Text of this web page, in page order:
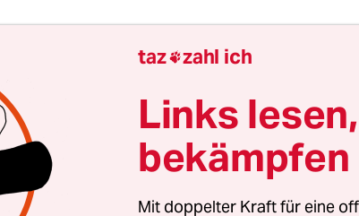
den Verfall der Demokratie wird in ganz
In ganz Deutschland? Nein, in Bayern
nix verfallen, was es nie gegeben
in Bayern hat der Rest der Republik
als wäre es eine Mischung aus mehr oder
Rückständigkeit, Bauernschläue,
und Hinterfotzigkeit.
taz zahl ich
Links
bekämpfen
Mit doppelter Kraft für eine